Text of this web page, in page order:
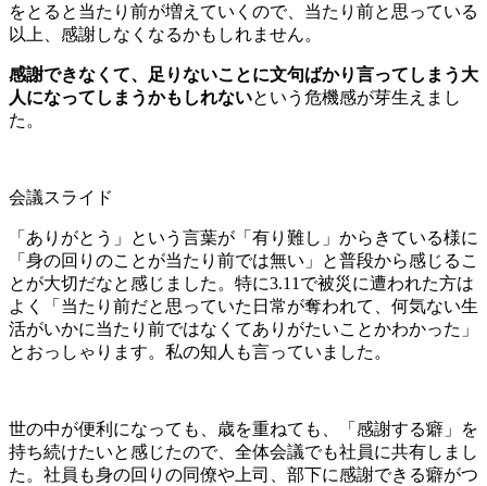
をとると当たり前が増えていくので、当たり前と思っている
以上、感謝しなくなるかもしれません。
感謝できなくて、足りないことに文句ばかり言ってしまう大
人になってしまうかもしれないという危機感が芽生えまし
た。
会議スライド
「ありがとう」という言葉が「有り難し」からきている様に
「身の回りのことが当たり前では無い」と普段から感じるこ
とが大切だなと感じました。特に3.11で被災に遭われた方は
よく「当たり前だと思っていた日常が奪われて、何気ない生
活がいかに当たり前ではなくてありがたいことかわかった」
とおっしゃります。私の知人も言っていました。
世の中が便利になっても、歳を重ねても、「感謝する癖」を
持ち続けたいと感じたので、全体会議でも社員に共有しまし
た。社員も身の回りの同僚や上司、部下に感謝できる癖がつ